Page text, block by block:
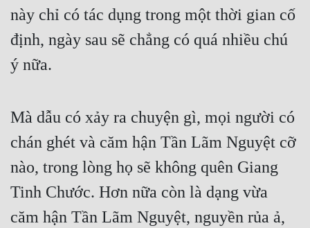
này chỉ có tác dụng trong một thời gian cố
định, ngày sau sẽ chẳng có quá nhiều chú
ý nữa.
Mà dẫu có xảy ra chuyện gì, mọi người có
chán ghét và căm hận Tần Lãm Nguyệt cỡ
nào, trong lòng họ sẽ không quên Giang
Tinh Chước. Hơn nữa còn là dạng vừa
căm hận Tần Lãm Nguyệt, nguyền rủa ả,